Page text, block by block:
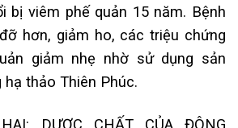
bị viêm phế quản 15 năm. Bệnh
hơn, giảm ho, các triệu chứng
giảm nhẹ nhờ sử dụng sản
thảo Thiên Phúc.